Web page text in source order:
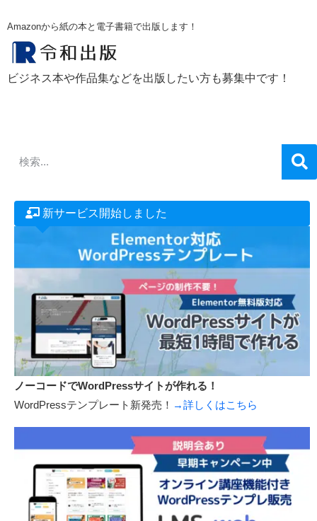
55,000円で写真集をAmazonから紙の本と電子書籍で出版します！
ビジネス本や作品集などを出版したい方も募集中です！